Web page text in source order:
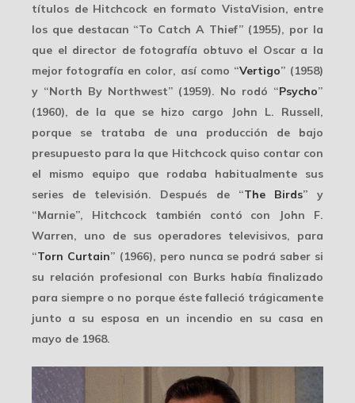
títulos de Hitchcock en formato VistaVision, entre
los que destacan “To Catch A Thief” (1955), por la
que el director de fotografía obtuvo el Oscar a la
mejor fotografía en color, así como “Vertigo” (1958)
y “North By Northwest” (1959). No rodó “Psycho”
(1960), de la que se hizo cargo John L. Russell,
porque se trataba de una producción de bajo
presupuesto para la que Hitchcock quiso contar con
el mismo equipo que rodaba habitualmente sus
series de televisión. Después de “The Birds” y
“Marnie”, Hitchcock también contó con
John F.
Warren, uno de sus operadores televisivos, para
“Torn Curtain” (1966), pero nunca se podrá saber si
su relación profesional con Burks había finalizado
para siempre o no porque éste falleció trágicamente
junto a su esposa en un incendio en su casa en
mayo de 1968.